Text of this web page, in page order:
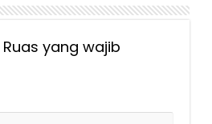
Ruas yang wajib